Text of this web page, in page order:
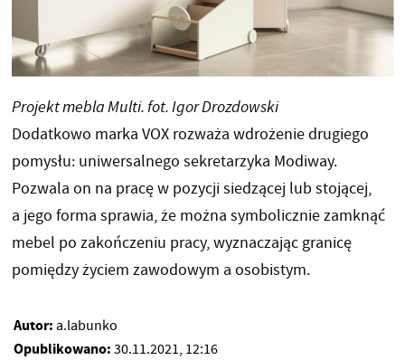
Projekt mebla Multi. fot. Igor Drozdowski
Dodatkowo marka VOX rozważa wdrożenie drugiego
pomysłu: uniwersalnego sekretarzyka Modiway.
Pozwala on na pracę w pozycji siedzącej lub stojącej,
a jego forma sprawia, że można symbolicznie zamknąć
mebel po zakończeniu pracy, wyznaczając granicę
pomiędzy życiem zawodowym a osobistym.
Autor: a.labunko
Opublikowano: 30.11.2021, 12:16